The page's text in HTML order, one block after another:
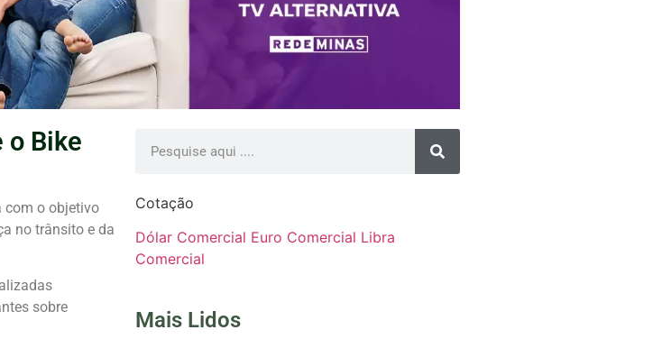
o Bike
com o objetivo
no trânsito e da
sobre
Cotação
Dólar Comercial Euro Comercial Libra
Comercial
Mais Lidos